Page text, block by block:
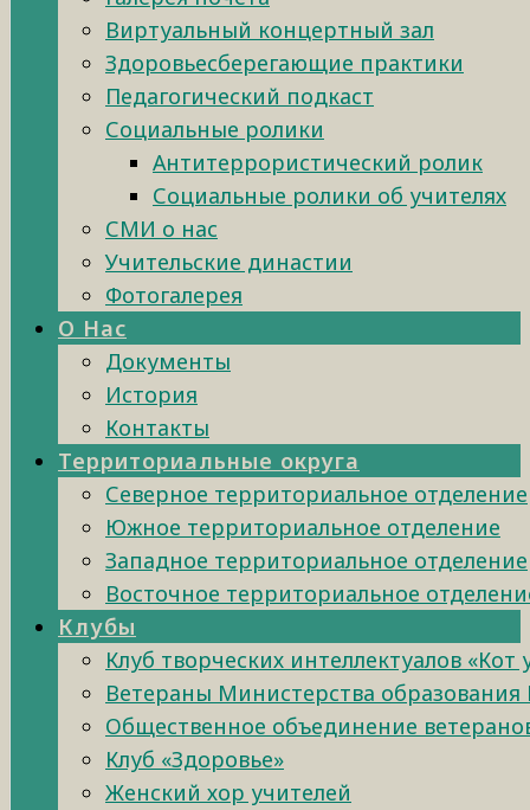
Виртуальный концертный зал
Здоровьесберегающие практики
Педагогический подкаст
Социальные ролики
Антитеррористический ролик
Социальные ролики об учителях
СМИ о нас
Учительские династии
Фотогалерея
О Нас
Документы
История
Контакты
Территориальные округа
Северное территориальное отделение
Южное территориальное отделение
Западное территориальное отделение
Восточное территориальное
Клубы
Клуб творческих интеллектуалов «Кот
Ветераны Министерства образования
Общественное объединение
Клуб «Здоровье»
Женский хор учителей